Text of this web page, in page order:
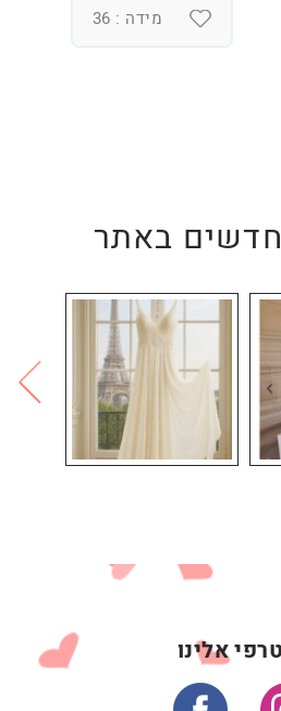
מידה : 36
באתר
אלינו